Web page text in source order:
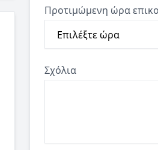
Προτιμώμενη ώρα
Σχόλια